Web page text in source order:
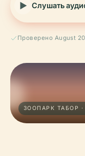
Слушать
Проверено August
ЗООПАРК ТАБОР ·